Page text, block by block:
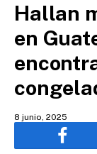
Hallan
en
8 junio, 2025